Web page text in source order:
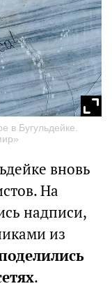
в Бугульдейке.
вновь
На
надписи,
из
.